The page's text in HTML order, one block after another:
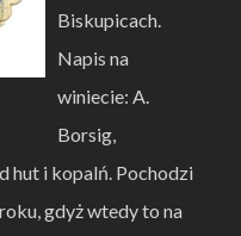
Biskupicach.
Napis na
winiecie: A.
Borsig,
hut i kopalń. Pochodzi
gdyż wtedy to na